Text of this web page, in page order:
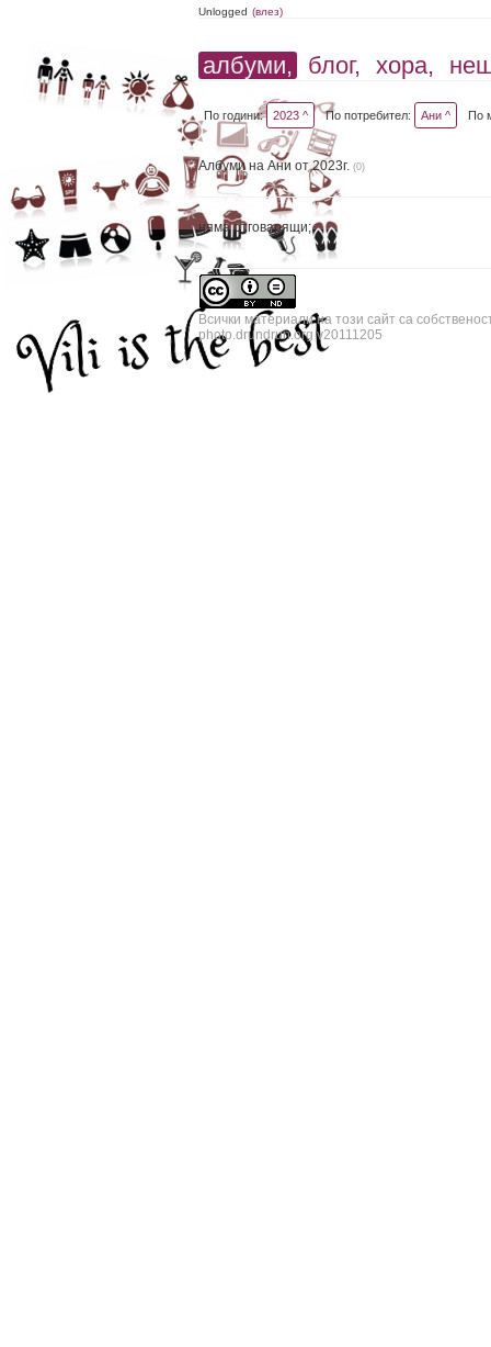
Unlogged (влез)
албуми, блог, хора,
По години: 2023 ^ По потребител: Ани ^ По
Албуми на Ани от 2023г. (0)
няма отговарящи;
Всички материали на този сайт са
photo.drundrun.org v20111205